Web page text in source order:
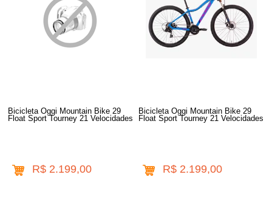
Bicicleta Oggi Mountain Bike 29
Float Sport Tourney 21 Velocidades
R$ 2.199,00
Bicicleta Oggi Mountain Bike 29
Float Sport Tourney 21 Velocidades
R$ 2.199,00